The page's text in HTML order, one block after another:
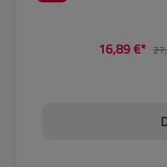
16,89 €*